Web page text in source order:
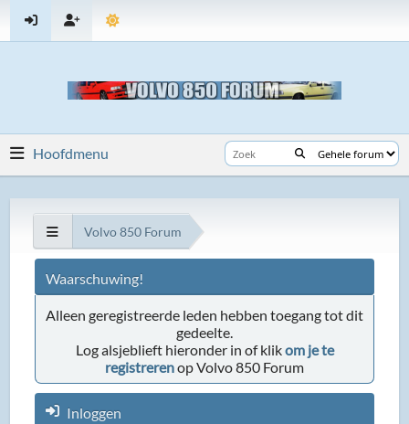
Hoofdmenu
Volvo 850 Forum
Waarschuwing!
Alleen geregistreerde leden hebben toegang tot dit
gedeelte.
Log alsjeblieft hieronder in of klikom je te
registrerenop Volvo 850 Forum
Inloggen